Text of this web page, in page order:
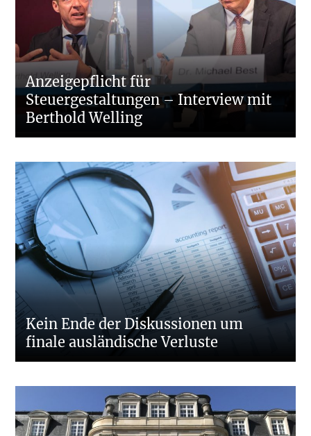
Anzeigepflicht für
Steuergestaltungen – Interview mit
Berthold Welling
Kein Ende der Diskussionen um
finale ausländische Verluste